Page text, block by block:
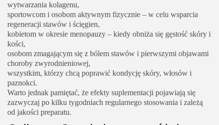
wytwarzania kolagenu,
sportowcom i osobom aktywnym fizycznie – w celu wsparcia
regeneracji stawów i ścięgien,
kobietom w okresie menopauzy – kiedy obniża się gęstość skóry i
kości,
osobom zmagającym się z bólem stawów i pierwszymi objawami
choroby zwyrodnieniowej,
wszystkim, którzy chcą poprawić kondycję skóry, włosów i
paznokci.
Warto jednak pamiętać, że efekty suplementacji pojawiają się
zazwyczaj po kilku tygodniach regularnego stosowania i zależą
od jakości preparatu.